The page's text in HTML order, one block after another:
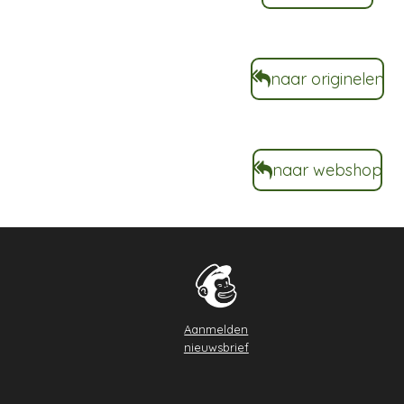
naar originelen
naar webshop
Aanmelden
nieuwsbrief